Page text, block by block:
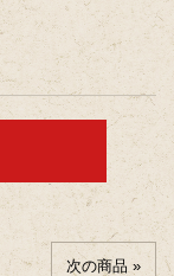
次の商品 »